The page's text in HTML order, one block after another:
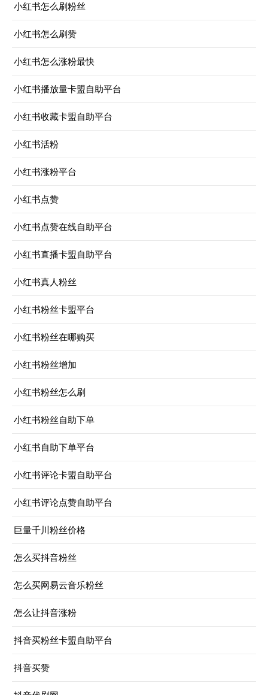
小红书怎么刷粉丝
小红书怎么刷赞
小红书怎么涨粉最快
小红书播放量卡盟自助平台
小红书收藏卡盟自助平台
小红书活粉
小红书涨粉平台
小红书点赞
小红书点赞在线自助平台
小红书直播卡盟自助平台
小红书真人粉丝
小红书粉丝卡盟平台
小红书粉丝在哪购买
小红书粉丝增加
小红书粉丝怎么刷
小红书粉丝自助下单
小红书自助下单平台
小红书评论卡盟自助平台
小红书评论点赞自助平台
巨量千川粉丝价格
怎么买抖音粉丝
怎么买网易云音乐粉丝
怎么让抖音涨粉
抖音买粉丝卡盟自助平台
抖音买赞